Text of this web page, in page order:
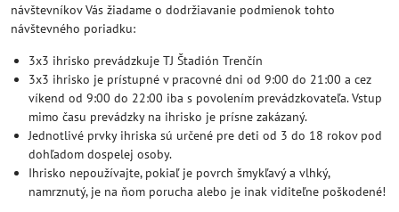
návštevníkov Vás žiadame o dodržiavanie podmienok tohto
návštevného poriadku:
3x3 ihrisko prevádzkuje TJ Štadión Trenčín
3x3 ihrisko je prístupné v pracovné dni od 9:00 do 21:00 a cez
víkend od 9:00 do 22:00 iba s povolením prevádzkovateľa. Vstup
mimo času prevádzky na ihrisko je prísne zakázaný.
Jednotlivé prvky ihriska sú určené pre deti od 3 do 18 rokov pod
dohľadom dospelej osoby.
Ihrisko nepoužívajte, pokiaľ je povrch šmykľavý a vlhký,
namrznutý, je na ňom porucha alebo je inak viditeľne poškodené!